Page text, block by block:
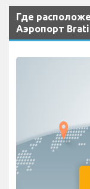
Где
Аэропорт